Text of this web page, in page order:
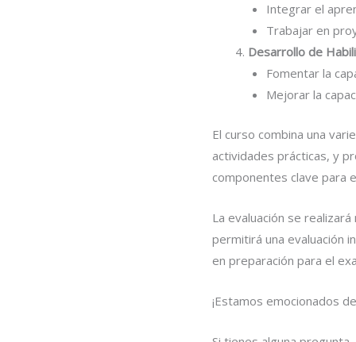
Integrar el
Trabajar en
Desarrollo de
Fomentar la
Mejorar la
El curso combina una
actividades prácticas, y
componentes clave para
La evaluación se
permitirá una evaluación
en preparación para el
¡Estamos emocionados